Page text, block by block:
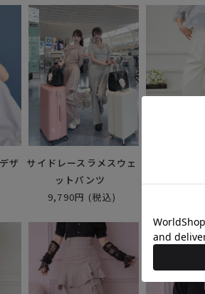
ザ
サイドレースラメスウェ
ットパンツ
9,790円 (税込)
ウエストデ